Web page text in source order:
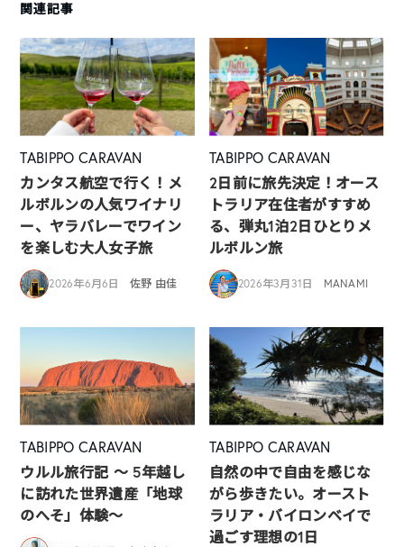
関連記事
TABIPPO CARAVAN
カンタス航空で行く！メ
ルボルンの人気ワイナリ
ー、ヤラバレーでワイン
を楽しむ大人女子旅
2026年6月6日 佐野 由佳
TABIPPO CARAVAN
2日前に旅先決定！オース
トラリア在住者がすすめ
る、弾丸1泊2日ひとりメ
ルボルン旅
2026年3月31日 MANAMI
TABIPPO CARAVAN
ウルル旅行記 ～ 5年越し
に訪れた世界遺産「地球
のへそ」体験～
TABIPPO CARAVAN
自然の中で自由を感じな
がら歩きたい。オースト
ラリア・バイロンベイで
過ごす理想の1日